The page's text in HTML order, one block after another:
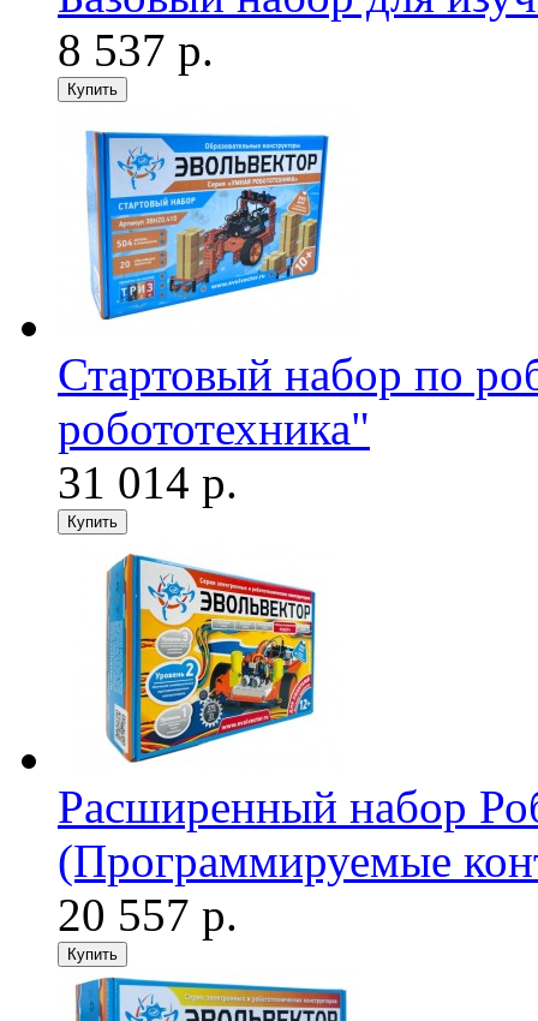
8 537 р.
Стартовый набор по
робототехника"
31 014 р.
Расширенный набор
(Программируемые
20 557 р.